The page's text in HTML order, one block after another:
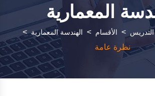
المعمارية
التدريس > الأقسام > الهندسة المعمارية >
نظرة عامة